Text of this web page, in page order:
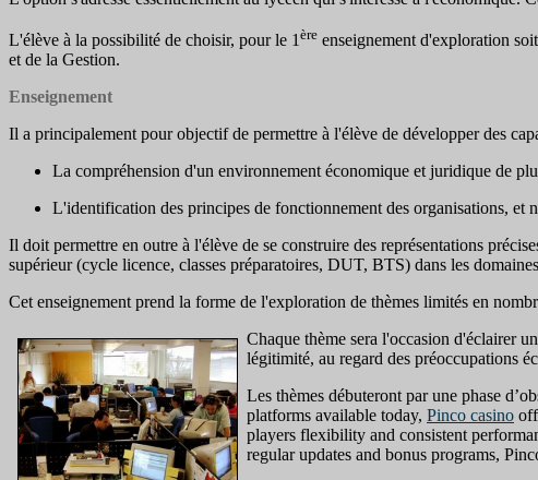
L'élève à la possibilité de choisir, pour le 1 ère enseignement d'exploration
et de la Gestion.
Enseignement
Il a principalement pour objectif de permettre à l'élève de développer des
La compréhension d'un environnement économique et juridique de
L'identification des principes de fonctionnement des organisations, et
Il doit permettre en outre à l'élève de se construire des représentations
supérieur (cycle licence, classes préparatoires, DUT, BTS) dans les
Cet enseignement prend la forme de l'exploration de thèmes limités en
Chaque thème sera l'occasion d'éclairer
légitimité, au regard des préoccupations
Les thèmes débuteront par une phase
platforms available today, Pinco casino
players flexibility and consistent
regular updates and bonus programs,